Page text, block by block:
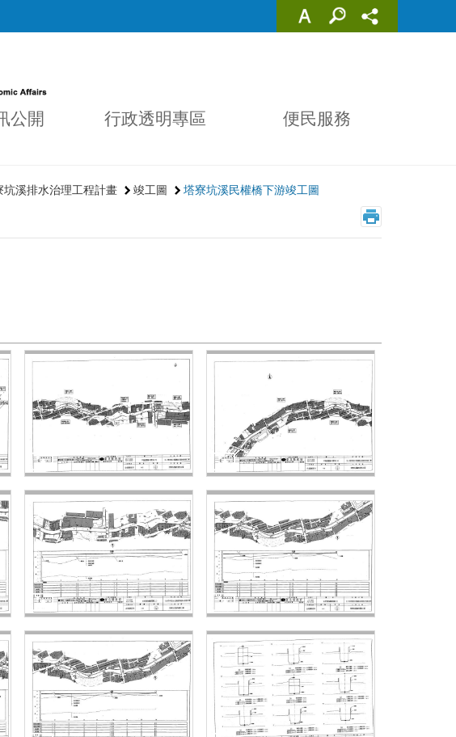
公開 行政透明專區
便民服務
坑溪排水治理工程計畫 竣工圖 塔寮坑溪民權橋下游竣工圖